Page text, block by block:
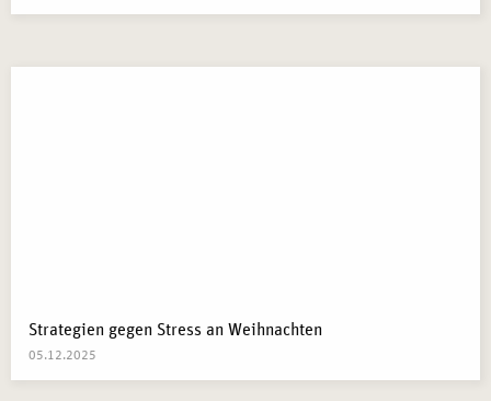
Strategien gegen Stress an Weihnachten
05.12.2025